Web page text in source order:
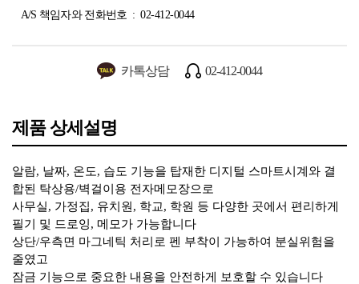
A/S 책임자와 전화번호 : 02-412-0044
카톡상담 02-412-0044
제품 상세설명
알람, 날짜, 온도, 습도 기능을 탑재한 디지털 스마트시계와 결
합된 탁상용/벽걸이용 전자메모장으로
사무실, 가정집, 유치원, 학교, 학원 등 다양한 곳에서 편리하게
필기 및 드로잉, 메모가 가능합니다
상단/우측면 마그네틱 처리로 펜 부착이 가능하여 분실위험을
줄였고
잠금 기능으로 중요한 내용을 안전하게 보호할 수 있습니다